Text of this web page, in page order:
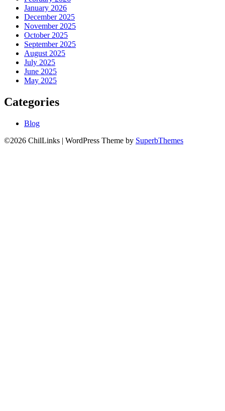
January 2026
December 2025
November 2025
October 2025
September 2025
August 2025
July 2025
June 2025
May 2025
Categories
Blog
©2026 ChilLinks | WordPress Theme by SuperbThemes